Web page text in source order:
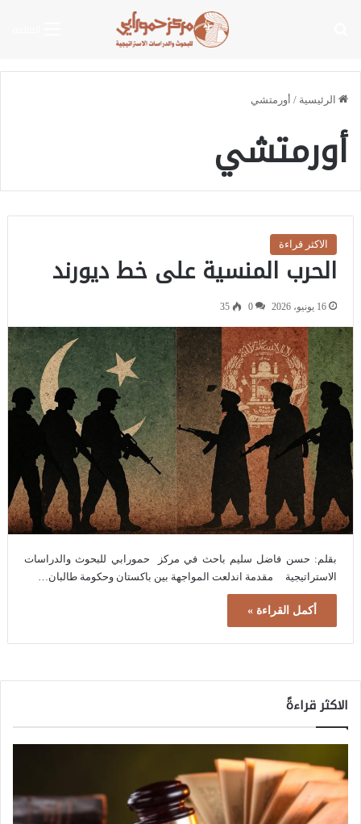
الرئيسية / أورمتشي
أورمتشي
الاكثر قراءة
الحرب المنسية على خط ديورند
16 يونيو، 2026 0
35
بقلم: حسن فاضل سليم باحث في مركز حمورابي للبحوث والدراسات
الاستراتيجية مقدمة اندلعت المواجهة بين باكستان وحكومة طالبان…
أكمل القراءة »
الاكثر قراءةً